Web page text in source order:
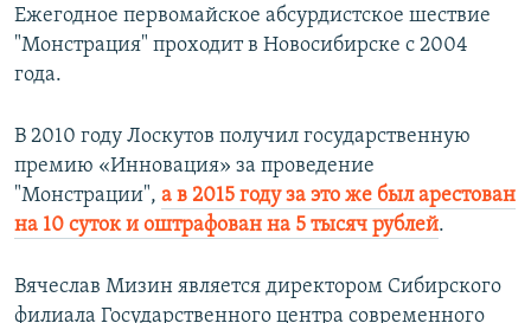
Ежегодное первомайское абсурдистское шествие
"Монстрация" проходит в Новосибирске с 2004
года.
В 2010 году Лоскутов получил государственную
премию «Инновация» за проведение
"Монстрации", а в 2015 году за это же был арестован
на 10 суток и оштрафован на 5 тысяч рублей.
Вячеслав Мизин является директором Сибирского
филиала Государственного центра современного